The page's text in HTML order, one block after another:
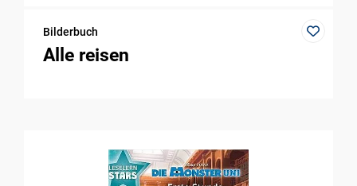
Bilderbuch
Alle reisen